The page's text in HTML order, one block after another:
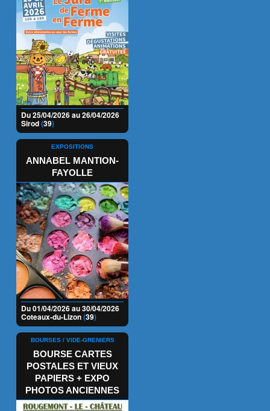
Du 25/04/2026 au 26/04/2026
Sirod(39)
EXPOSITIONS
ANNABEL MANTION-
FAYOLLE
Du 01/04/2026 au 30/04/2026
Coteaux-du-Lizon(39)
BOURSES / VIDE-GRENIERS
BOURSE CARTES
POSTALES ET VIEUX
PAPIERS + EXPO
PHOTOS ANCIENNES